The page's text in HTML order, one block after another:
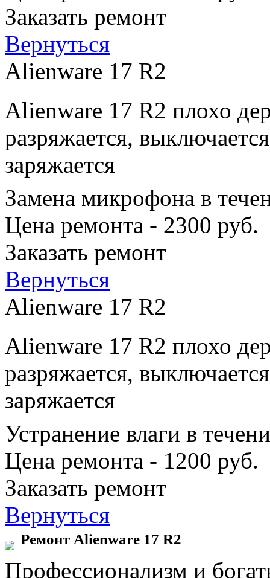
Заказать ремонт
Вернуться
Alienware 17 R2
Alienware 17 R2 плохо
разряжается,
заряжается
Замена микрофона в
Цена ремонта - 2300 руб.
Заказать ремонт
Вернуться
Alienware 17 R2
Alienware 17 R2 плохо
разряжается,
заряжается
Устранение влаги в
Цена ремонта - 1200 руб.
Заказать ремонт
Вернуться
Ремонт Alienware 17 R2
Профессионализм и